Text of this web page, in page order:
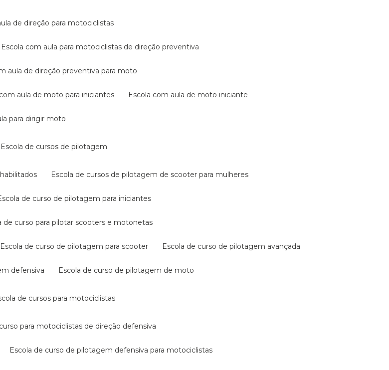
de direção para motociclistas
escola com aula para motociclistas de direção preventiva
aula de direção preventiva para moto
com aula de moto para iniciantes escola com aula de moto iniciante
para dirigir moto
escola de cursos de pilotagem
escola de cursos de pilotagem de scooter para mulheres
escola de curso de pilotagem para iniciantes
de curso para pilotar scooters e motonetas
escola de curso de pilotagem para scooter escola de curso de pilotagem avançada
defensiva escola de curso de pilotagem de moto
de cursos para motociclistas
curso para motociclistas de direção defensiva
escola de curso de pilotagem defensiva para motociclistas